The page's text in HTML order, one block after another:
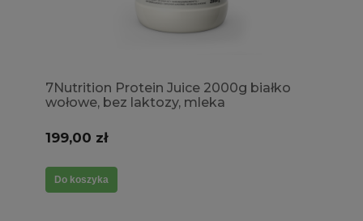
7Nutrition Protein Juice 2000g białko
wołowe, bez laktozy, mleka
199,00 zł
Do koszyka